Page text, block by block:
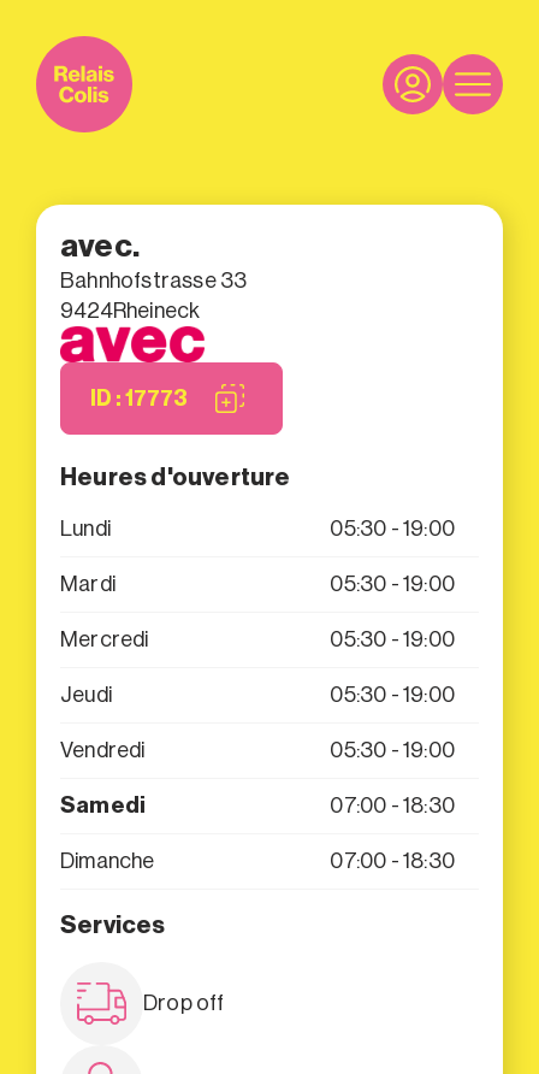
avec.
Bahnhofstrasse 33
9424Rheineck
ID : 17773
Heures d'ouverture
Lundi 05:30 - 19:00
Mardi 05:30 - 19:00
Mercredi 05:30 - 19:00
Jeudi 05:30 - 19:00
Vendredi 05:30 - 19:00
Samedi 07:00 - 18:30
Dimanche 07:00 - 18:30
Services
Drop off